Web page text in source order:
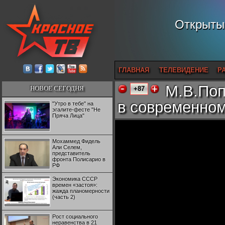
ГЛАВНАЯ ТЕЛЕВИДЕНИЕ
НОВОЕ СЕГОДНЯ
"Утро в тебе" на
эгалите-фесте "Не
Пряча Лица"
Мохаммед Фидель
Али Селем,
представитель
фронта Полисарио в
РФ
Экономика СССР
времен «застоя»:
жажда планомерности
(часть 2)
Рост социального
неравенства в 21
+87
в